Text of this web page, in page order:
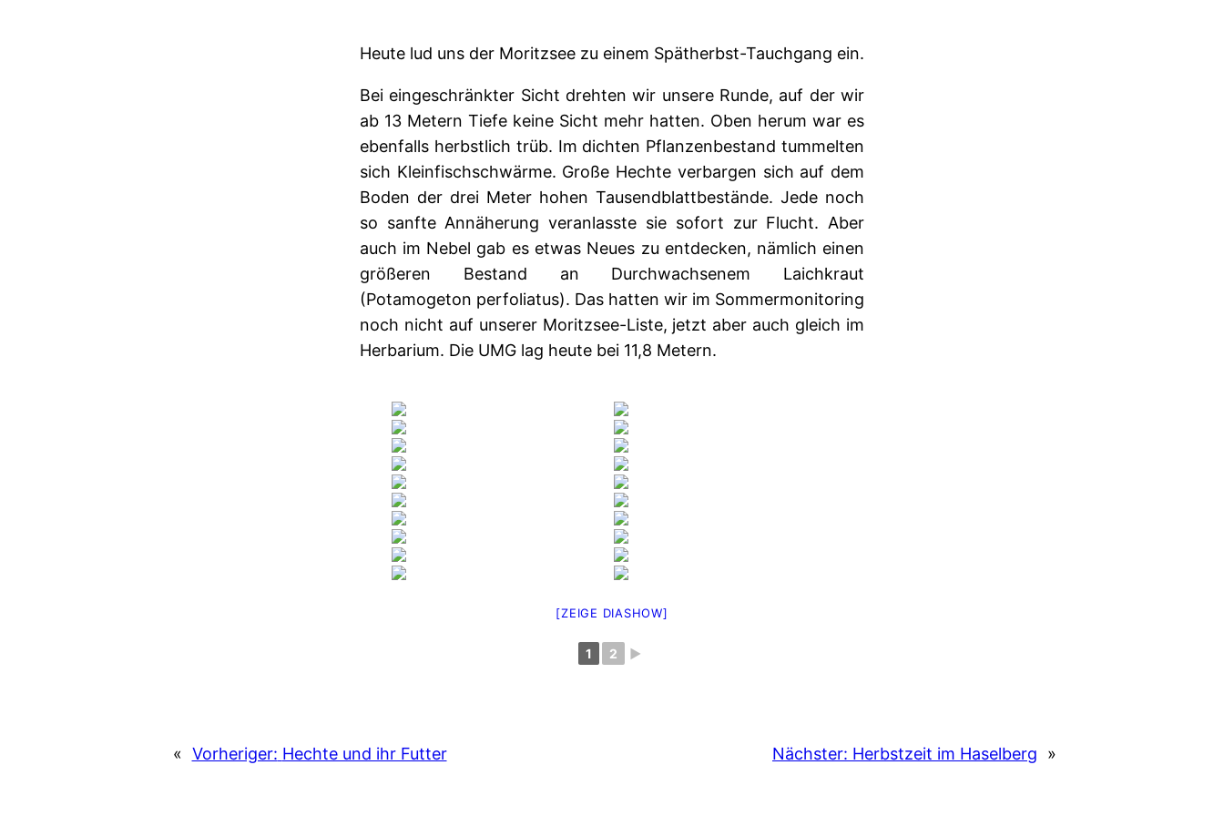
Heute lud uns der Moritzsee zu einem Spätherbst-Tauchgang ein.
Bei eingeschränkter Sicht drehten wir unsere Runde, auf der wir
ab 13 Metern Tiefe keine Sicht mehr hatten. Oben herum war es
ebenfalls herbstlich trüb. Im dichten Pflanzenbestand tummelten
sich Kleinfischschwärme. Große Hechte verbargen sich auf dem
Boden der drei Meter hohen Tausendblattbestände. Jede noch
so sanfte Annäherung veranlasste sie sofort zur Flucht. Aber
auch im Nebel gab es etwas Neues zu entdecken, nämlich einen
größeren Bestand an Durchwachsenem Laichkraut
(Potamogeton perfoliatus). Das hatten wir im Sommermonitoring
noch nicht auf unserer Moritzsee-Liste, jetzt aber auch gleich im
Herbarium. Die UMG lag heute bei 11,8 Metern.
[ZEIGE DIASHOW]
1 2 ►
« Vorheriger: Hechte und ihr Futter Nächster: Herbstzeit im Haselberg »